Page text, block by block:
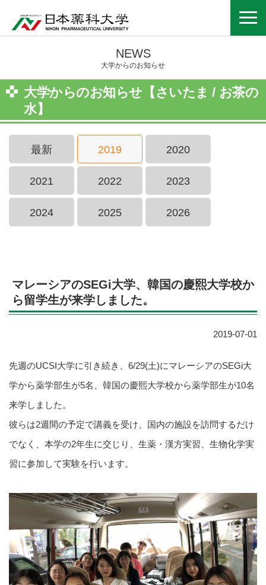
NEWS
大学からのお知らせ
大学からのお知らせ【さいたま / お茶の
水】
最新 2019 2020
2021 2022 2023
2024 2025 2026
マレーシアのSEGi大学、韓国の慶熙大学校か
ら留学生が来学しました。
2019-07-01
先週のUCSI大学に引き続き、6/29(土)にマレーシアのSEGi大
学から薬学部生が5名、韓国の慶熙大学校から薬学部生が10名
来学しました。
彼らは2週間の予定で講義を受け、国内の施設を訪問するだけ
でなく、本学の2年生に交じり、生薬・漢方実習、生物化学実
習に参加して実験を行います。